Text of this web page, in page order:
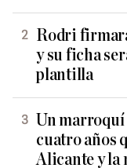
Rodri
y su ficha
plantilla
Un
cuatro años
Alicante y la